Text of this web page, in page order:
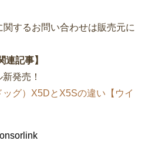
するお問い合わせは販売元に
連記事】
発売！
グ）X5DとX5Sの違い【ウイ